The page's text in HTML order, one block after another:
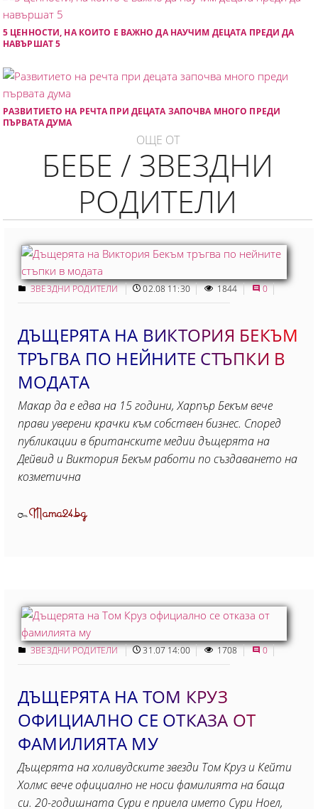
5 ЦЕННОСТИ, НА КОИТО Е ВАЖНО ДА НАУЧИМ ДЕЦАТА ПРЕДИ ДА
НАВЪРШАТ 5
РАЗВИТИЕТО НА РЕЧТА ПРИ ДЕЦАТА ЗАПОЧВА МНОГО ПРЕДИ
ПЪРВАТА ДУМА
ОЩЕ ОТ
БЕБЕ / ЗВЕЗДНИ
РОДИТЕЛИ
ЗВЕЗДНИ РОДИТЕЛИ 02.08 11:30 1844 0
ДЪЩЕРЯТА НА ВИКТОРИЯ БЕКЪМ
ТРЪГВА ПО НЕЙНИТЕ СТЪПКИ В
МОДАТА
Макар да е едва на 15 години, Харпър Бекъм вече
прави уверени крачки към собствен бизнес. Според
публикации в британските медии дъщерята на
Дейвид и Виктория Бекъм работи по създаването на
козметична
ОтMama24.bg
ЗВЕЗДНИ РОДИТЕЛИ 31.07 14:00 1708 0
ДЪЩЕРЯТА НА ТОМ КРУЗ
ОФИЦИАЛНО СЕ ОТКАЗА ОТ
ФАМИЛИЯТА МУ
Дъщерята на холивудските звезди Том Круз и Кейти
Холмс вече официално не носи фамилията на баща
си. 20-годишната Сури е приела името Сури Ноел,